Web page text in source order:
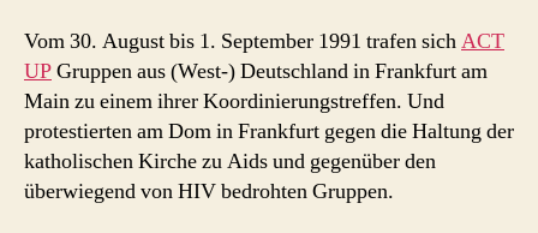
Vom 30. August bis 1. September 1991 trafen sichACT
UPGruppen aus (West-) Deutschland in Frankfurt am
Main zu einem ihrer Koordinierungstreffen. Und
protestierten am Dom in Frankfurt gegen die Haltung der
katholischen Kirche zu Aids und gegenüber den
überwiegend von HIV bedrohten Gruppen.